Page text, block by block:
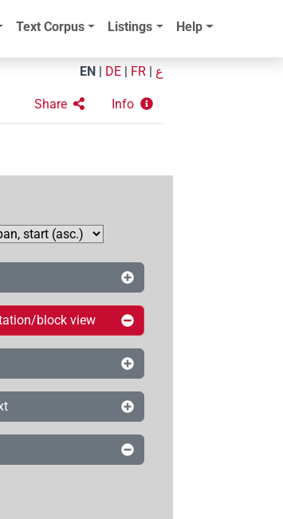
Text Corpus Listings Help
EN DE FR ع
Share Info
block view